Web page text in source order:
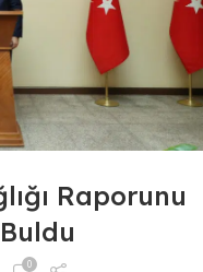
Raporunu
0